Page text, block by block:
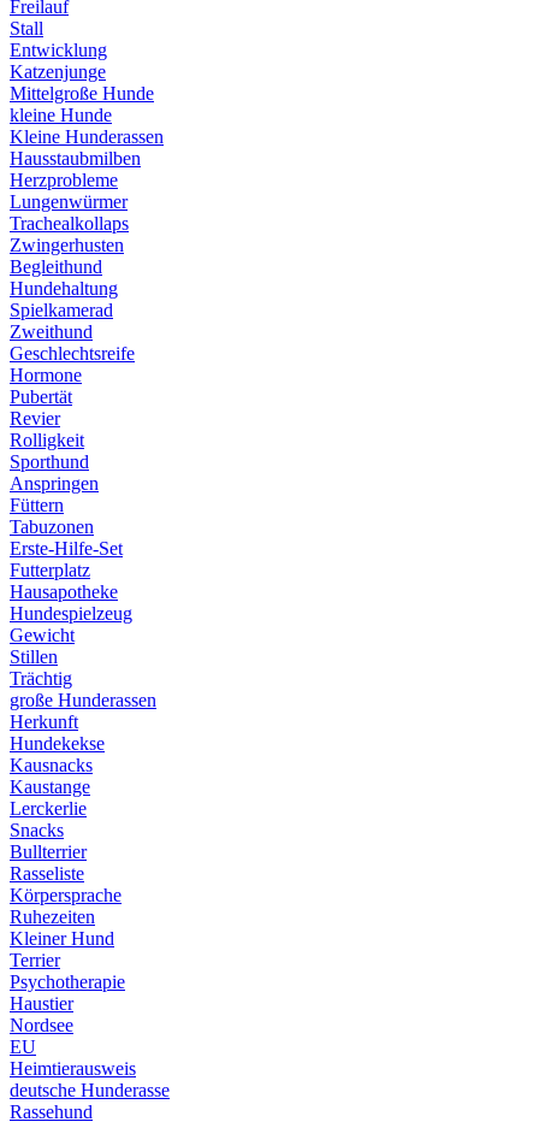
Freilauf
Stall
Entwicklung
Katzenjunge
Mittelgroße Hunde
kleine Hunde
Kleine Hunderassen
Hausstaubmilben
Herzprobleme
Lungenwürmer
Trachealkollaps
Zwingerhusten
Begleithund
Hundehaltung
Spielkamerad
Zweithund
Geschlechtsreife
Hormone
Pubertät
Revier
Rolligkeit
Sporthund
Anspringen
Füttern
Tabuzonen
Erste-Hilfe-Set
Futterplatz
Hausapotheke
Hundespielzeug
Gewicht
Stillen
Trächtig
große Hunderassen
Herkunft
Hundekekse
Kausnacks
Kaustange
Lerckerlie
Snacks
Bullterrier
Rasseliste
Körpersprache
Ruhezeiten
Kleiner Hund
Terrier
Psychotherapie
Haustier
Nordsee
EU
Heimtierausweis
deutsche Hunderasse
Rassehund